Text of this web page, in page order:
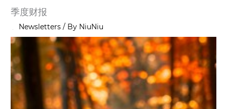
季度财报
Newsletters / By NiuNiu